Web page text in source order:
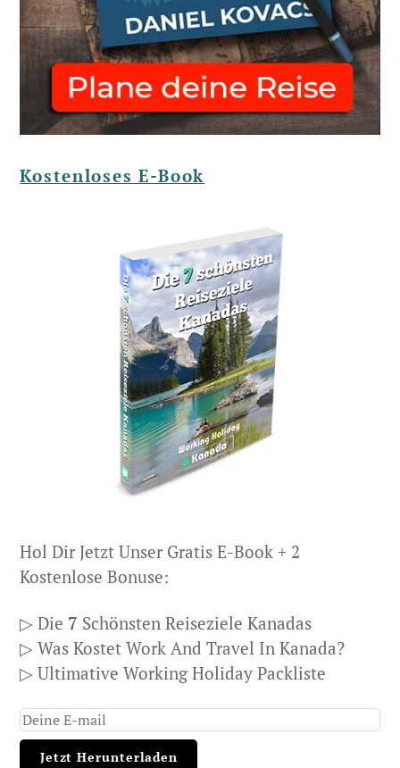
Kostenloses E-Book
Hol Dir Jetzt Unser Gratis E-Book + 2
Kostenlose Bonuse:
▷ Die 7 Schönsten Reiseziele Kanadas
▷ Was Kostet Work And Travel In Kanada?
▷ Ultimative Working Holiday Packliste